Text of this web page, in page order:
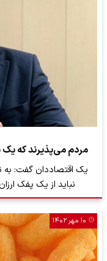
مردم می‌پذیرند که یک
یک اقتصاددان گفت: به
نباید از یک پفک
۱۰ مهر ۱۴۰۲